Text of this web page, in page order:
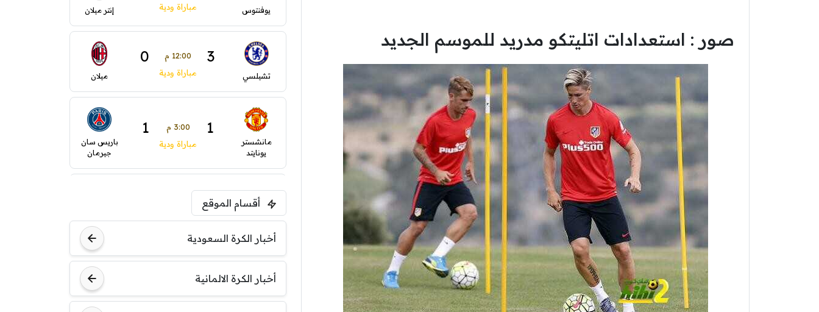
صور : استعدادات اتليتكو مدريد للموسم الجديد
يوفنتوس مباراة ودية إنتر ميلان
تشيلسي
3 12:00 م 0
مباراة ودية ميلان
مانشستر
يونايتد
1 3:00 م 1
مباراة ودية
باريس سان
جيرمان
فرينتسفاروشي
0
)
ريال مدريد
برشلونة
نوتنغهام
فورست
أقسام الموقع
أخبار الكرة السعودية
أخبار الكرة الالمانية